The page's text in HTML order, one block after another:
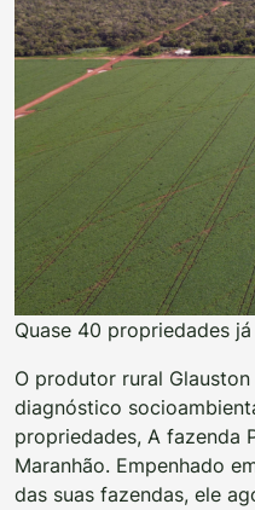
Quase 40 propriedades
O produtor rural
diagnóstico
propriedades, A fazenda
Maranhão. Empenhado
das suas fazendas, ele